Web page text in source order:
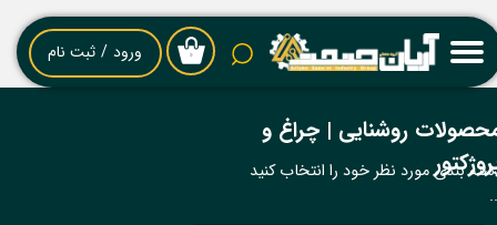
۰ ورود / ثبت نام
حساب کاربری من
سفارشات
خروج از حساب کاربری
روشنایی | چراغ و
بندی مورد نظر خود را انتخاب کنید